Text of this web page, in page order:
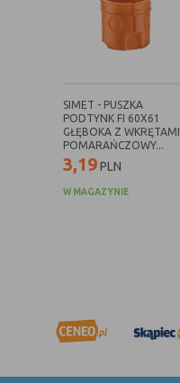
internetowej.
SIMET - PUSZKA
PODTYNK FI 60X61
GŁĘBOKA Z WKRĘTAMI
POMARAŃCZOWY...
3,19PLN
W MAGAZYNIE